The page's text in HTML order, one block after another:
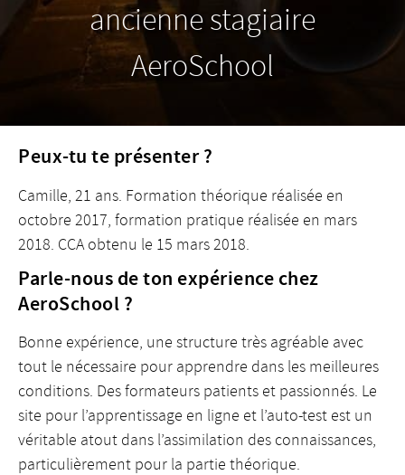
ancienne stagiaire
AeroSchool
Peux-tu te présenter ?
Camille, 21 ans. Formation théorique réalisée en
octobre 2017, formation pratique réalisée en mars
2018. CCA obtenu le 15 mars 2018.
Parle-nous de ton expérience chez
AeroSchool ?
Bonne expérience, une structure très agréable avec
tout le nécessaire pour apprendre dans les meilleures
conditions. Des formateurs patients et passionnés. Le
site pour l’apprentissage en ligne et l’auto-test est un
véritable atout dans l’assimilation des connaissances,
particulièrement pour la partie théorique.